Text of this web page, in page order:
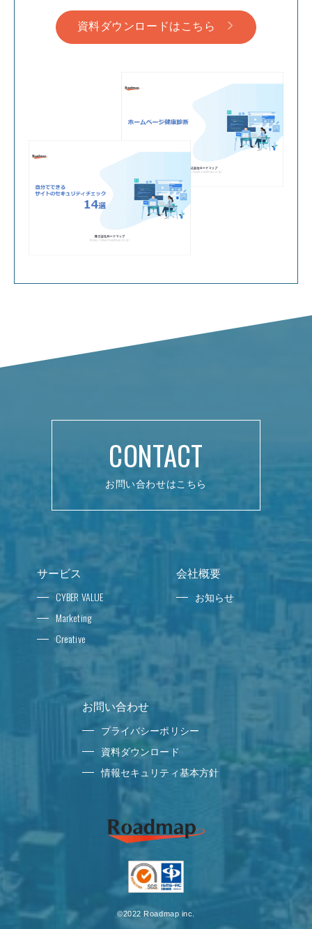
資料ダウンロードはこちら
CONTACT
お問い合わせはこちら
サービス
CYBER VALUE
Marketing
Creative
会社概要
お知らせ
お問い合わせ
プライバシーポリシー
資料ダウンロード
情報セキュリティ基本方針
©2022 Roadmap inc.